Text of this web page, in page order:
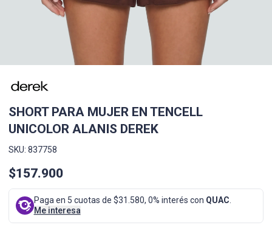
SHORT PARA MUJER EN TENCELL
UNICOLOR ALANIS DEREK
SKU: 837758
$157.900
Paga en 5 cuotas de $31.580, 0% interés con QUAC
Me interesa